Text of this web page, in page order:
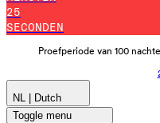
14
SECONDEN
Proefperiode van 100
NL | Dutch
Toggle menu